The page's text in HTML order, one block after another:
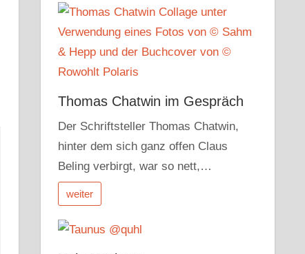
Thomas Chatwin im Gespräch
Der Schriftsteller Thomas Chatwin,
hinter dem sich ganz offen Claus
Beling verbirgt, war so nett,…
weiter